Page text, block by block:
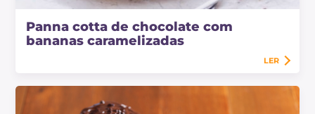
Panna cotta de chocolate com
bananas caramelizadas
LER